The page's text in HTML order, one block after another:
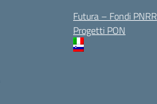
Futura – Fondi PNRR
Progetti PON